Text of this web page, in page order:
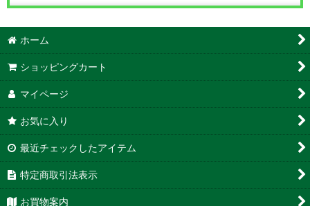
並び順:
ラベンダー
ローズマリー
ゼラニウム
ハーブ
ホーム
ショッピングカート
マイページ
お気に入り
最近チェックしたアイテム
特定商取引法表示
お買物案内